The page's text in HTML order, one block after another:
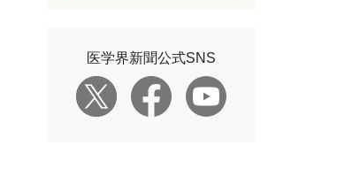
医学界新聞公式SNS